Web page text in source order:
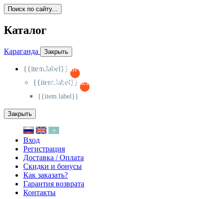
Поиск по сайту...
Каталог
Караганда Закрыть
{{item.label}}
{{activeItem==item.id?'-
{{item.label}}
{{activeSubitem==item.id?'-
{{item.label}}
Закрыть
Вход
Регистрация
Доставка / Оплата
Скидки и бонусы
Как заказать?
Гарантия возврата
Контакты